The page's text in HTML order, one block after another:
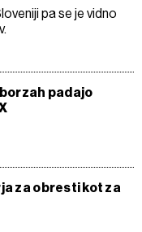
pa se je vidno
padajo
za obresti kot za